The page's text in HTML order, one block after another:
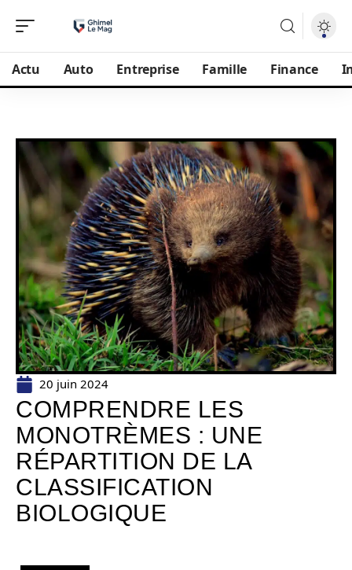
Actu Auto Entreprise Famille Finance
20 juin 2024
COMPRENDRE LES
MONOTRÈMES : UNE
RÉPARTITION DE LA
CLASSIFICATION
BIOLOGIQUE